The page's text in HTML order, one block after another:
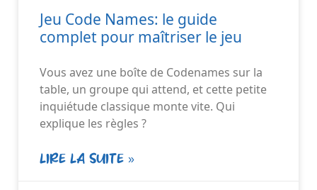
Jeu Code Names: le guide
complet pour maîtriser le jeu
Vous avez une boîte de Codenames sur la
table, un groupe qui attend, et cette petite
inquiétude classique monte vite. Qui
explique les règles ?
LIRE LA SUITE »